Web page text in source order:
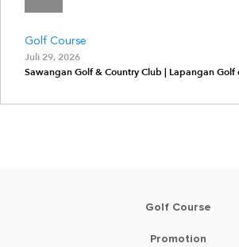
Golf Course
Juli 29, 2026
Sawangan Golf & Country Club | Lapangan
Golf Course
Promotion